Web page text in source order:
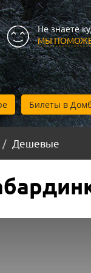
Не знаете
МЫ
Билеты в
Дешевые